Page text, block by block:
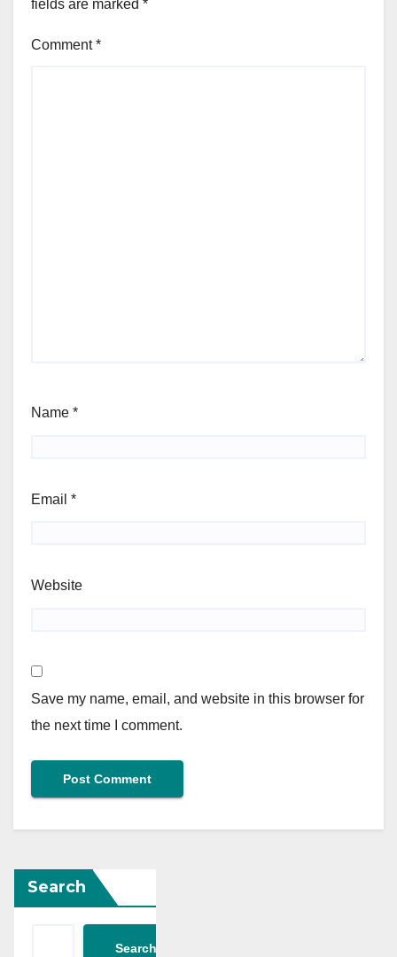
fields are marked *
Comment*
Name *
Email *
Website
Save my name, email, and website in this browser for
the next time I comment.
Search
Search